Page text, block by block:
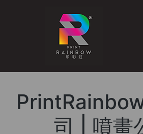
司 | 噴畫